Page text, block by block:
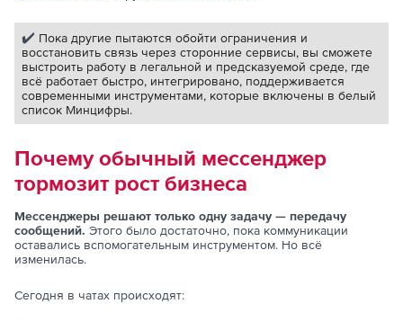
✔️ Пока другие пытаются обойти ограничения и
восстановить связь через сторонние сервисы, вы сможете
выстроить работу в легальной и предсказуемой среде, где
всё работает быстро, интегрировано, поддерживается
современными инструментами, которые включены в белый
список Минцифры.
Почему обычный мессенджер
тормозит рост бизнеса
Мессенджеры решают только одну задачу — передачу
сообщений. Этого было достаточно, пока коммуникации
оставались вспомогательным инструментом. Но всё
изменилась.
Сегодня в чатах происходят: